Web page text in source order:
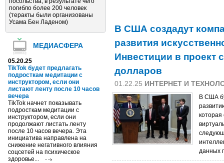
погибло более 200 человек
(теракты были организованы
Усама Бен Ладеном)
МЕДИАСФЕРА
05.20.25
TikTok будет предлагать
подросткам медитации с
инструктором, если они
листают ленту после 10 часов
вечера
TikTok начнет показывать
подросткам медитации с
инструктором, если они
продолжают листать ленту
после 10 часов вечера. Эта
инициатива направлена на
снижение негативного влияния
соцсетей на психическое
здоровье...
В США создадут
развития
Инвестиции в проект
долларов
01.22.25 ИНТЕРНЕТ И
В США
которая
данных